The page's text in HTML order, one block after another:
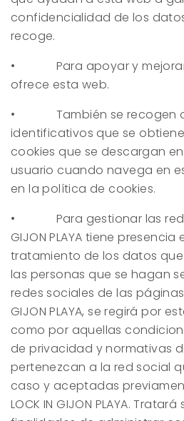
confidencialidad de los
recoge.
• Para apoyar y mejorar
ofrece esta web.
• También se recogen
identificativos que se
cookies que se descargan
usuario cuando navega en
en la política de cookies.
• Para gestionar las
GIJON PLAYA tiene presencia
tratamiento de los datos
las personas que se hagan
redes sociales de las
GIJON PLAYA, se regirá por
como por aquellas
de privacidad y normativas
pertenezcan a la red social
caso y aceptadas
LOCK IN GIJON PLAYA. Tratará